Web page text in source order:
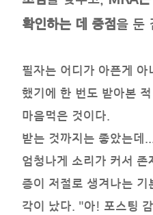
확인하는 데 중점을 둔
필자는 어디가 아픈게
했기에 한 번도 받아본
마음먹은 것이다.
받는 것까지는 좋았는데
엄청나게 소리가 커서
증이 저절로 생겨나는
각이 났다. "아! 포스팅